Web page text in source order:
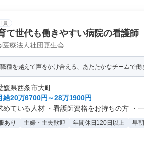
員
て世代も働きやすい病院の看護師
医療法人社団更生会
職種を越えて声をかけ合える、あたたかなチームで働
媛県西条市大町
給20万6700円～28万1900円
めている人材 ・看護師資格をお持ちの方 ・
あり 主婦・主夫歓迎 年間休日120日以上 早朝